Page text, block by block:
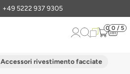
Pacchetto di campioni
0 0 / 5
Accessori rivestimento facciate